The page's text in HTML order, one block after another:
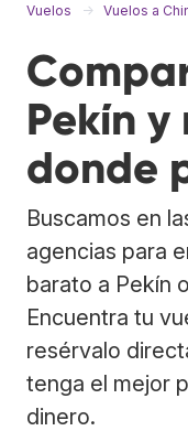
Vuelos Vuelos a
Pekín y
donde
Buscamos en
agencias para
barato a Pekín
Encuentra tu
resérvalo
tenga el mejor
dinero.